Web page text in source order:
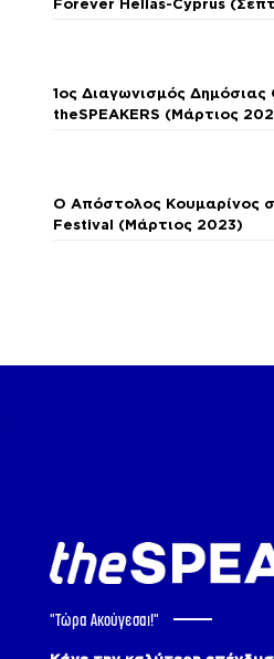
Forever Hellas-Cyprus
1ος Διαγωνισμός Δημόσιας
theSPEAKERS (Μάρτιος
Ο Απόστολος Κουμαρίνος
Festival (Μάρτιος 2023)
"Tώρα Ακούγεσαι!"